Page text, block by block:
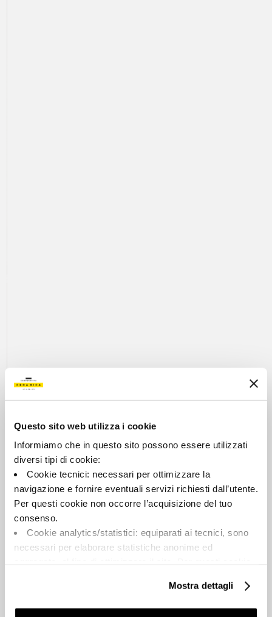
Questo sito web utilizza i cookie
Informiamo che in questo sito possono essere utilizzati
diversi tipi di cookie:
Cookie tecnici: necessari per ottimizzare la
navigazione e fornire eventuali servizi richiesti dall’utente.
Per questi cookie non occorre l’acquisizione del tuo
consenso.
Cookie analytics/statistici: equiparati ai tecnici, sono
necessari per elaborare statistiche anonime ed
Cookie di profilazione/marketing: sono utilizzati, solo
previo tuo consenso, per esaminare le tue abitudini di
Mostra dettagli
POURQUOI CHOISIR
CREA-LA